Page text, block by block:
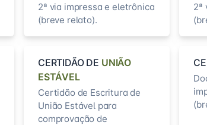
2ª via impressa e eletrônica
(breve relato).
2ª
CERTIDÃO DE UNIÃO
ESTÁVEL
Certidão de Escritura de
União Estável para
comprovação de